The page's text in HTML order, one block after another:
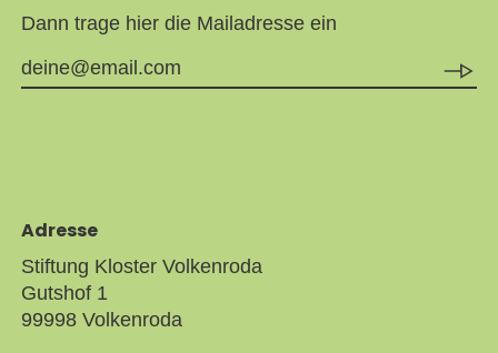
Dann trage hier die Mailadresse ein
Adresse
Stiftung Kloster Volkenroda
Gutshof 1
99998 Volkenroda